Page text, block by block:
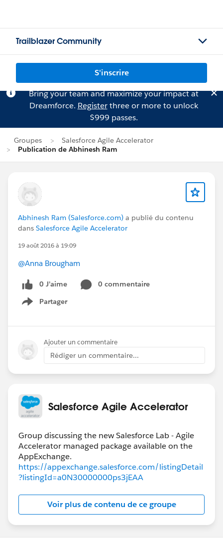
Trailblazer Community
S'inscrire
Bring your team and maximize your impact at
Dreamforce. Registerthree or more to unlock
$999 passes.
Groupes
Salesforce Agile Accelerator
Publication de Abhinesh Ram
Abhinesh Ram (Salesforce.com) a publié du contenu
dans Salesforce Agile Accelerator
19 août 2016 à 19:09
@Anna Brougham
0 J’aime
0 commentaire
Partager
Show menu
Ajouter un commentaire
Rédiger un commentaire...
Salesforce Agile Accelerator
Group discussing the new Salesforce Lab - Agile
Accelerator managed package available on the
https://appexchange.salesforce.com/listingDetail
?listingId=a0N30000000ps3jEAA
Voir plus de contenu de ce groupe